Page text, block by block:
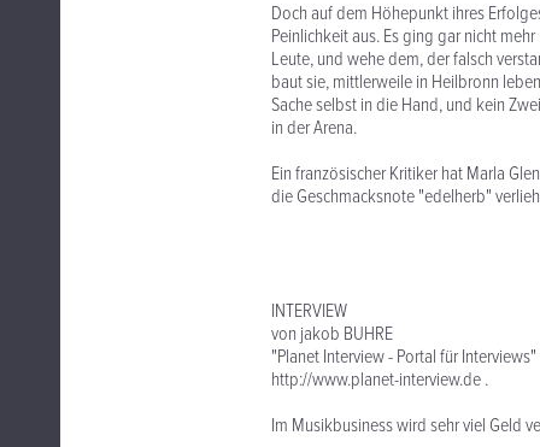
Doch auf dem Höhepunkt ihres
Peinlichkeit aus. Es ging gar nicht
Leute, und wehe dem, der falsch
baut sie, mittlerweile in Heilbronn
Sache selbst in die Hand, und kein
in der Arena.
Ein französischer Kritiker hat Marla
die Geschmacksnote "edelherb"
INTERVIEW
von jakob BUHRE
"Planet Interview - Portal für Interviews"
http://www.planet-interview.de .
Im Musikbusiness wird sehr viel Geld